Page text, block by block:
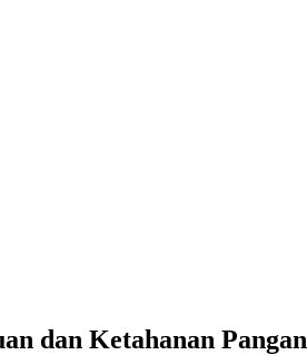
dan Ketahanan Pangan